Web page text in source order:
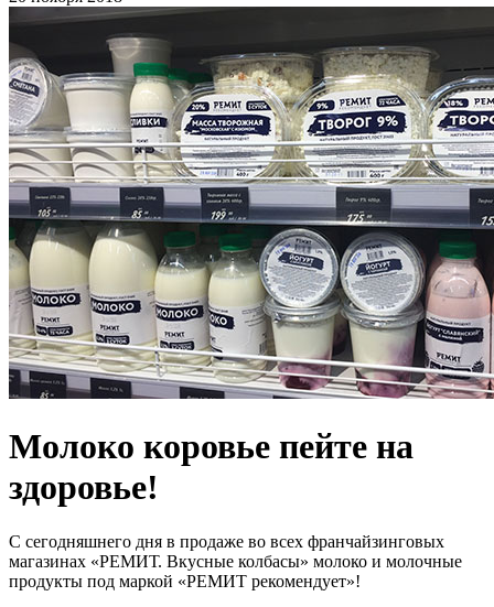
Молоко коровье пейте на
здоровье!
С сегодняшнего дня в продаже во всех франчайзинговых
магазинах «РЕМИТ. Вкусные колбасы» молоко и молочные
продукты под маркой «РЕМИТ рекомендует»!